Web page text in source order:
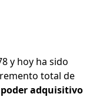
y hoy ha sido
total de
adquisitivo